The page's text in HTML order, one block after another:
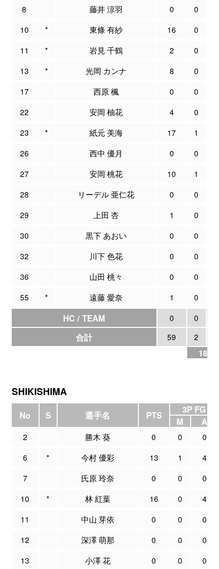
8 藤井 涼羽 0 0
10
* 東條 有紗 16 0
11
* 岩見 千鶴 2 0
13
* 光岡 カンナ 8 0
17
西原 楓 0 0
22
安岡 柚花 4 0
23
* 紙元 美海 17 1
26
西中 優月 0 0
27
安岡 桃花 10 1
28
リーデル 亜仁花 0 0
29
上田 杏 1 0
30
黒下 あおい 0 0
32
川下 色花 0 0
36
山田 桃々 0 0
55
* 遠藤 愛奈 1 0
HC / TEAM 0 0
合計 59 2
SHIKISHIMA
No S 選手名 PTS
3P FG
M
A
2 勝木 葵 0 0
0
6
* 今村 優彩 13 1
4
7
氏原 玲奈 0 0
0
10
* 林 紅葉 16 0
4
11
中山 芽依 0 0
0
12
深澤 萌那 0 0
0
13
小澤 花 0 0 0